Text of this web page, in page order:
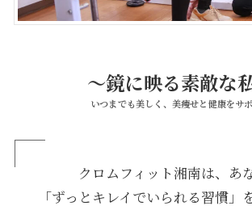
〜鏡に映る素敵な
いつまでも美しく、美痩せと健康をサ
クロムフィット湘南は、あ
「ずっとキレイでいられる習慣」